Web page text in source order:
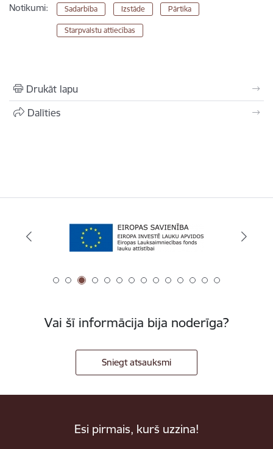
Notikumi: Sadarbība Izstāde Pārtika
Starpvalstu attiecības
Drukāt lapu
Dalīties
Vai šī informācija bija noderīga?
Sniegt atsauksmi
Esi pirmais, kurš uzzina!